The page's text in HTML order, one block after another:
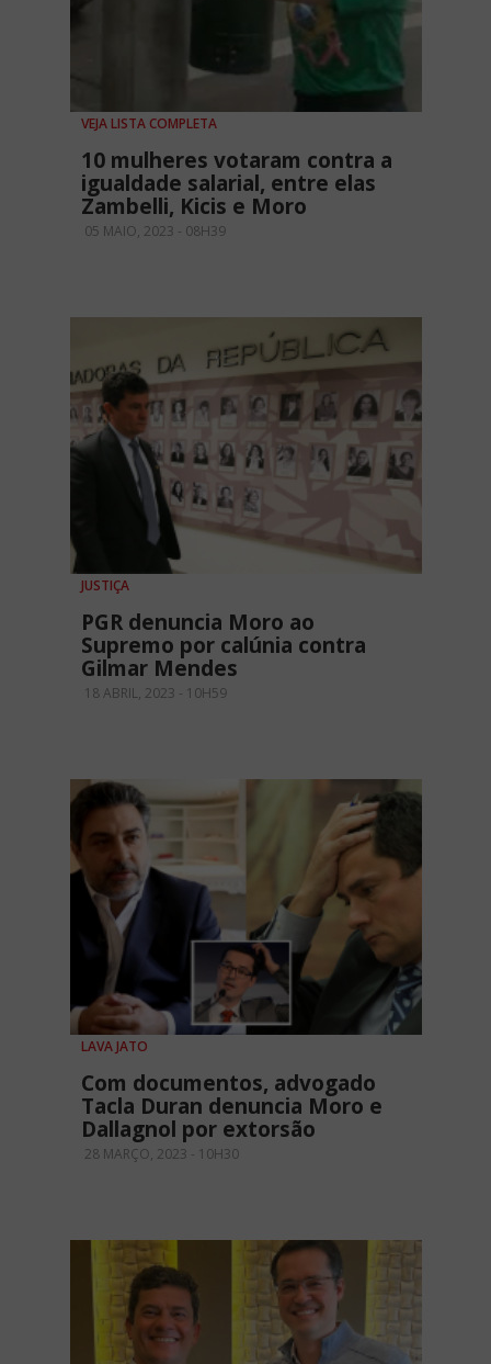
VEJA LISTA COMPLETA
10 mulheres votaram contra a
igualdade salarial, entre elas
Zambelli, Kicis e Moro
05 MAIO, 2023 - 08H39
JUSTIÇA
PGR denuncia Moro ao
Supremo por calúnia contra
Gilmar Mendes
18 ABRIL, 2023 - 10H59
LAVA JATO
Com documentos, advogado
Tacla Duran denuncia Moro e
Dallagnol por extorsão
28 MARÇO, 2023 - 10H30